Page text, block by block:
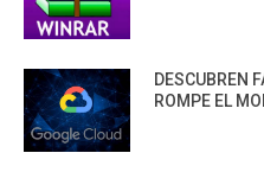
DESCUBREN
ROMPE EL